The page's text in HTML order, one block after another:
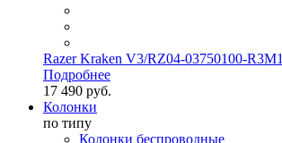
Razer Kraken V3/RZ04-03750100-R3M1
Подробнее
17 490 руб.
Колонки
по типу
Колонки беспроводные